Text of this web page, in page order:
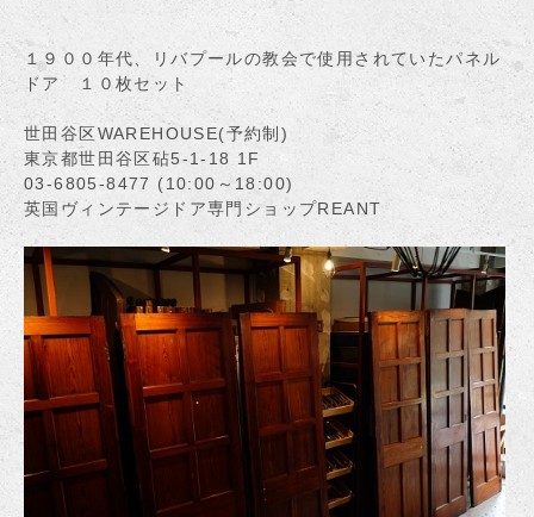
１９００年代、リバプールの教会で使用されていたパネル
ドア １０枚セット
世田谷区WAREHOUSE(予約制)
東京都世田谷区砧5-1-18 1F
03-6805-8477 (10:00～18:00)
英国ヴィンテージドア専門ショップREANT